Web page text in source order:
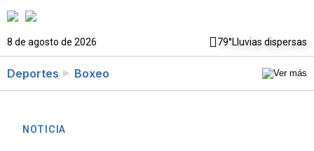
8 de agosto de 2026 79°Lluvias dispersas
Deportes Boxeo
NOTICIA